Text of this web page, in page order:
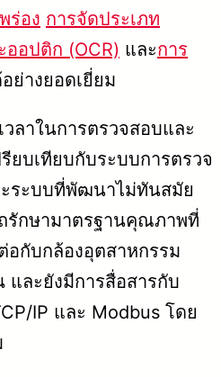
ร่อง การจัดประเภท
ออปติก (OCR) และการ
ย่างยอดเยี่ยม
ลาในการตรวจสอบและ
ยบเทียบกับระบบการตรวจ
ระบบที่พัฒนาไม่ทันสมัย
รักษามาตรฐานคุณภาพที่
อกับกล้องอุตสาหกรรม
และยังมีการสื่อสารกับ
IP และ Modbus โดย